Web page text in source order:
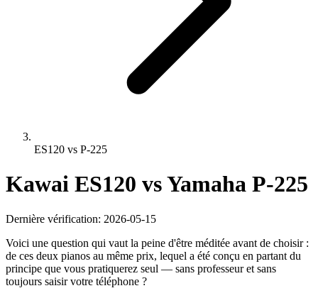
ES120 vs P-225
Kawai ES120 vsYamaha P-225
Dernière vérification: 2026-05-15
Voici une question qui vaut la peine d'être méditée avant de choisir :
de ces deux pianos au même prix, lequel a été conçu en partant du
principe que vous pratiquerez seul — sans professeur et sans
toujours saisir votre téléphone ?